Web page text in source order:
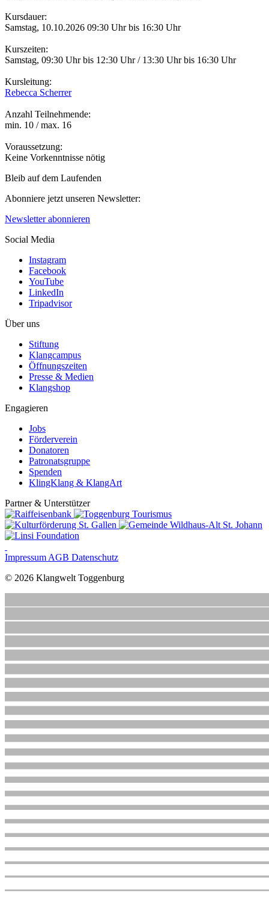
Kursdauer:
Samstag, 10.10.2026 09:30 Uhr bis 16:30 Uhr
Kurszeiten:
Samstag, 09:30 Uhr bis 12:30 Uhr / 13:30 Uhr bis 16:30 Uhr
Kursleitung:
Rebecca Scherrer
Anzahl Teilnehmende:
min. 10 / max. 16
Voraussetzung:
Keine Vorkenntnisse nötig
Bleib auf dem Laufenden
Abonniere jetzt unseren Newsletter:
Newsletter abonnieren
Social Media
Instagram
Facebook
YouTube
LinkedIn
Tripadvisor
Über uns
Stiftung
Klangcampus
Öffnungszeiten
Presse & Medien
Klangshop
Engagieren
Jobs
Förderverein
Donatoren
Patronatsgruppe
Spenden
KlingKlang & KlangArt
Partner & Unterstützer
Impressum AGB Datenschutz
© 2026 Klangwelt Toggenburg